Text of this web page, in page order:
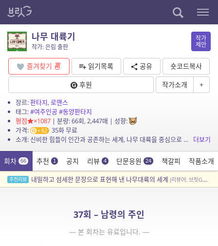
나무 대륙기
작가: 은림 출판
작가
제안
즐겨찾기 읽기목록 공유
숏코드복사
후원
작가소개 +
장르:판타지,로맨스
태그:#여주인공#동양판타지
평점
×1087| 분량: 66회, 2,447매 | 성향:
가격:
62
35화 무료
소개: 신비한 힘들이 인간과 공존하는 세계, 나무 대륙을 중심으로 두 소녀의 얽힌 운명과 사랑 이야기가 펼쳐지는 매혹적인 판타지 로맨스
더보기
회차 66 추천 1 공지 리뷰 4 단문응원 24 책갈피 작품소개
추천리뷰 내밀하고 섬세한 문장으로 표현해 낸 나무대륙의 세계 (리뷰어: 브릿G리뷰팀)
37회 – 남령의 주인
— 본 회차는 유료입니다. —